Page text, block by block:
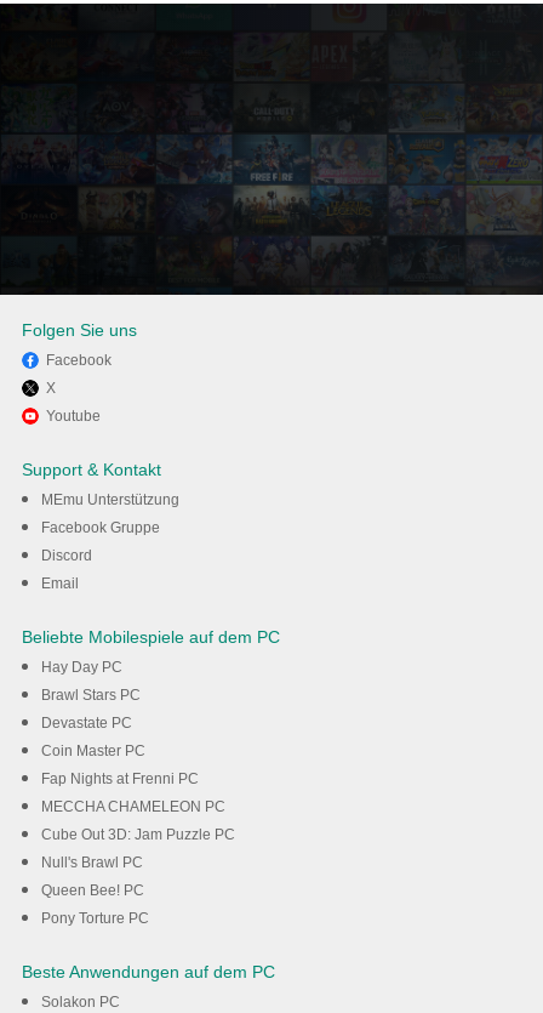
Viel Spaß beim Spielen von
Run Race 3D auf dem PC mit
Folgen Sie uns
Facebook
X
Youtube
Support & Kontakt
MEmu Unterstützung
Facebook Gruppe
Discord
Email
Beliebte Mobilespiele auf dem PC
Hay Day PC
Brawl Stars PC
Devastate PC
Coin Master PC
Fap Nights at Frenni PC
MECCHA CHAMELEON PC
Cube Out 3D: Jam Puzzle PC
Null's Brawl PC
Queen Bee! PC
Pony Torture PC
Beste Anwendungen auf dem PC
Solakon PC